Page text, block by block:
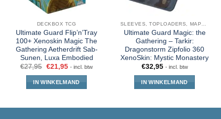
DECKBOX TCG
Ultimate Guard Flip’n’Tray
100+ Xenoskin Magic The
Gathering Aetherdrift Sab-
Sunen, Luxa Embodied
€27,95 €21,95 - incl. btw
IN WINKELMAND
Ultimate Guard Magic: the
Gathering – Tarkir:
Dragonstorm Zipfolio 360
XenoSkin: Mystic Monastery
€32,95 - incl. btw
IN WINKELMAND